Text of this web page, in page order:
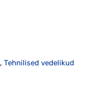
, Tehnilised vedelikud